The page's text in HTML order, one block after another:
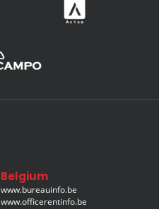
Belgium
www.bureauinfo.be
www.officerentinfo.be